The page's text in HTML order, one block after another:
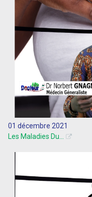
01 décembre 2021
Les Maladies Du...